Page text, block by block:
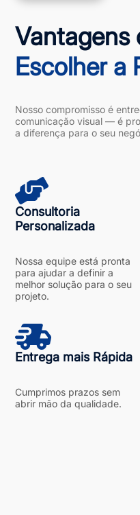
Vantagens
Escolher a
Nosso compromisso é
comunicação visual — é
a diferença para o seu
Consultoria
Personalizada
Entrega mais Rápida
Nossa equipe está pronta
para ajudar a definir a
melhor solução para o seu
projeto.
Cumprimos prazos sem
abrir mão da qualidade.